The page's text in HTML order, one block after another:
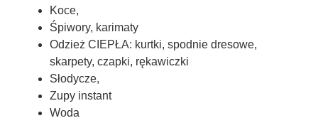
Koce,
Śpiwory, karimaty
Odzież CIEPŁA: kurtki, spodnie dresowe,
skarpety, czapki, rękawiczki
Słodycze,
Zupy instant
Woda